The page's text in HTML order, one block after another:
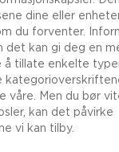
dine eller
du forventer.
det kan gi deg en
å tillate enkelte
våre. Men du bør
kan det påvirke
vi kan tilby.